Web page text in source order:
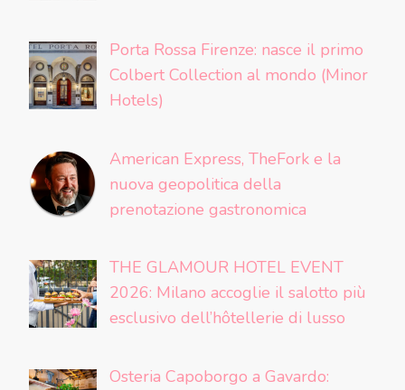
Porta Rossa Firenze: nasce il primo
Colbert Collection al mondo (Minor
Hotels)
American Express, TheFork e la
nuova geopolitica della
prenotazione gastronomica
THE GLAMOUR HOTEL EVENT
2026: Milano accoglie il salotto più
esclusivo dell’hôtellerie di lusso
Osteria Capoborgo a Gavardo: